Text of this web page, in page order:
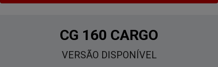
CG 160 CARGO
VERSÃO DISPONÍVEL